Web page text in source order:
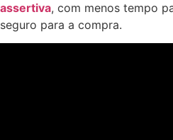
assertiva, com menos tempo
seguro para a compra.